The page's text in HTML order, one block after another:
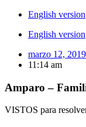
English version
English version
marzo 12, 2019
11:14 am
Amparo –
VISTOS para